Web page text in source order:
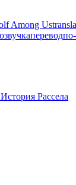
Among Us
озвучкаперевод
Рассела